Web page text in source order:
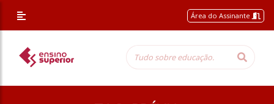
Área do Assinante